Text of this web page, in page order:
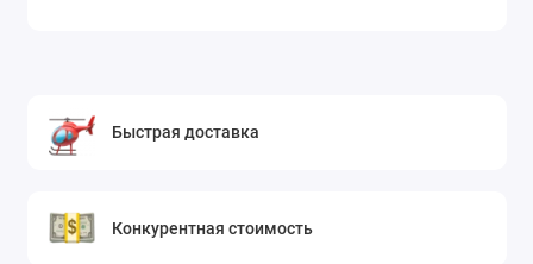
Быстрая доставка
Конкурентная стоимость